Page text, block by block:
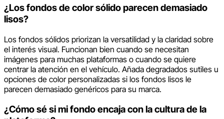
¿Los fondos de color sólido parecen demasiado
lisos?
Los fondos sólidos priorizan la versatilidad y la claridad sobre
el interés visual. Funcionan bien cuando se necesitan
imágenes para muchas plataformas o cuando se quiere
centrar la atención en el vehículo. Añada degradados sutiles u
opciones de color personalizadas si los fondos lisos le
parecen demasiado genéricos para su marca.
¿Cómo sé si mi fondo encaja con la cultura de la